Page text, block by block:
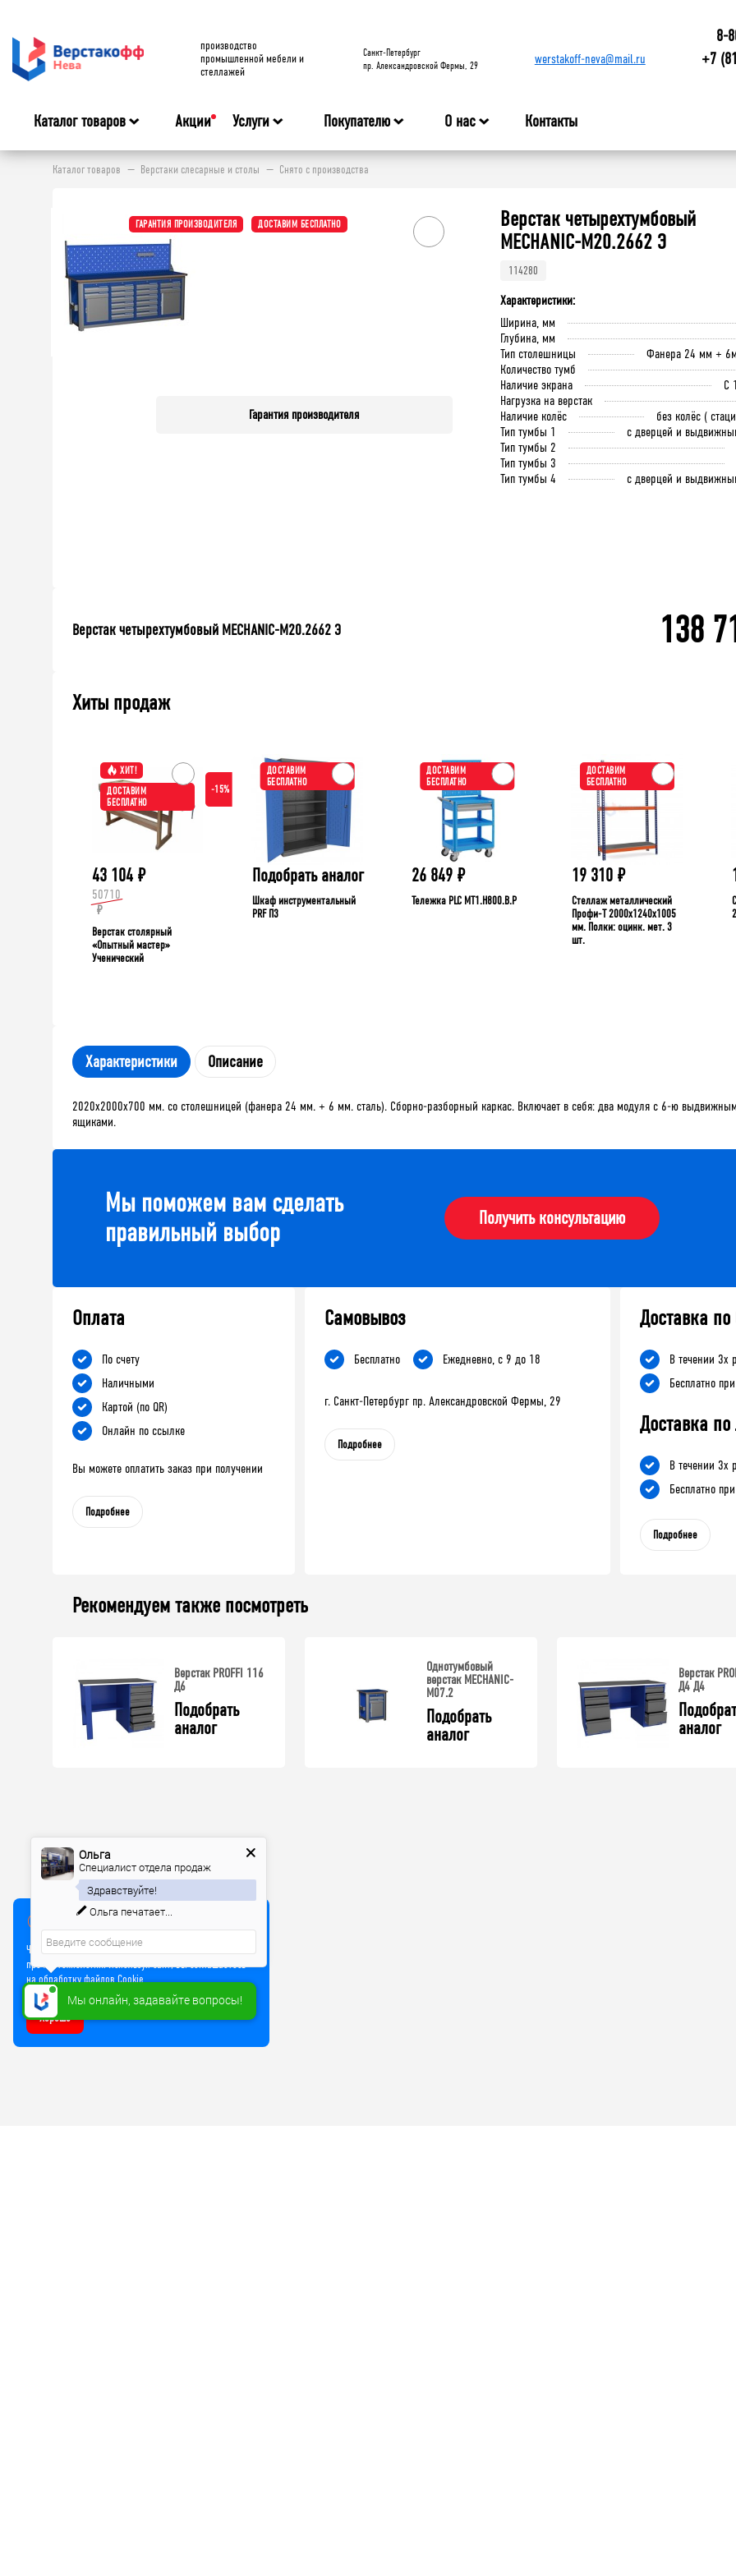
производство
промышленной мебели и
стеллажей
Cанкт-Петербург
пр. Александровской Фермы, 29
werstakoff-neva@mail.ru
8-
+7
Каталог товаров Акции Услуги Покупателю О нас Контакты
Каталог товаров Верстаки слесарные и столы Снято с производства
ГАРАНТИЯ ПРОИЗВОДИТЕЛЯ ДОСТАВИМ БЕСПЛАТНО
Гарантия производителя
Верстак четырехтумбовый
MECHANIC-М20.2662 Э
114280
Характеристики:
Ширина, мм
Глубина, мм
Тип столешницы
Фанера 24 мм +
Количество тумб
Наличие экрана
С
Нагрузка на верстак
Наличие колёс
без колёс (
Тип тумбы 1
с дверцей и
Тип тумбы 2
Тип тумбы 3
Тип тумбы 4
с дверцей и
Верстак четырехтумбовый MECHANIC-М20.2662 Э 138
Хиты продаж
ХИТ!
ДОСТАВИМ
БЕСПЛАТНО
-15%
43 104 ₽
50710
₽
Верстак столярный
«Опытный мастер»
Ученический
ДОСТАВИМ
БЕСПЛАТНО
Подобрать аналог
Шкаф инструментальный
PRF П3
ДОСТАВИМ
БЕСПЛАТНО
26 849 ₽
Тележка PLC МT1.H800.В.Р
ДОСТАВИМ
БЕСПЛАТНО
19 310 ₽
Стеллаж металлический
Профи-Т 2000x1240x1005
мм. Полки: оцинк. мет. 3
шт.
Характеристики Описание
2020х2000х700 мм. со столешницей (фанера 24 мм. + 6 мм. сталь). Сборно-разборный каркас. Включает в себя: два модуля с 6-ю
ящиками.
Мы поможем вам сделать
правильный выбор
Получить консультацию
Оплата
По счету
Наличными
Картой (по QR)
Онлайн по ссылке
Вы можете оплатить заказ при получении
Подробнее
Самовывоз
Бесплатно Ежедневно, с 9 до 18
г. Санкт-Петербург пр. Александровской Фермы, 29
Подробнее
Доставка
В течении 3х
Бесплатно
Доставка
В течении 3х
Бесплатно
Подробнее
Рекомендуем также посмотреть
Верстак PROFFI 116
Д6
Подобрать
аналог
Однотумбовый
верстак MECHANIC-
М07.2
Подобрать
аналог
Верстак
Д4 Д4
аналог
Мы используем куки
Чтобы улучшить работу сайта, мы используем Cookie и
прочие технологии. Используя сайт, вы соглашаетесь
на обработку файлов Cookie
Хорошо
Мы онлайн, задавайте вопросы!
Ольга
Специалист отдела продаж
Здравствуйте!
Ольга печатает...